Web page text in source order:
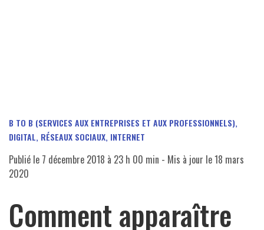
B TO B (SERVICES AUX ENTREPRISES ET AUX PROFESSIONNELS),
DIGITAL, RÉSEAUX SOCIAUX, INTERNET
Publié le 7 décembre 2018 à 23 h 00 min - Mis à jour le18 mars
2020
Comment apparaître